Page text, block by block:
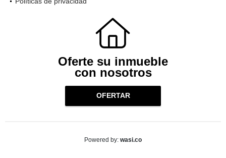
Oferte su inmueble
con nosotros
OFERTAR
Powered by: wasi.co